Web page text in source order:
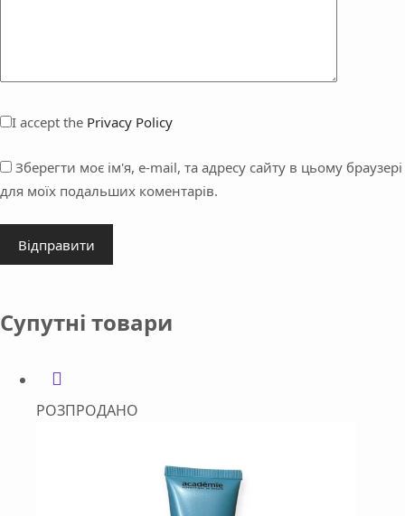
I accept the Privacy Policy
Зберегти моє ім'я, e-mail, та адресу сайту в цьому браузері
для моїх подальших коментарів.
Відправити
Супутні товари
РОЗПРОДАНО